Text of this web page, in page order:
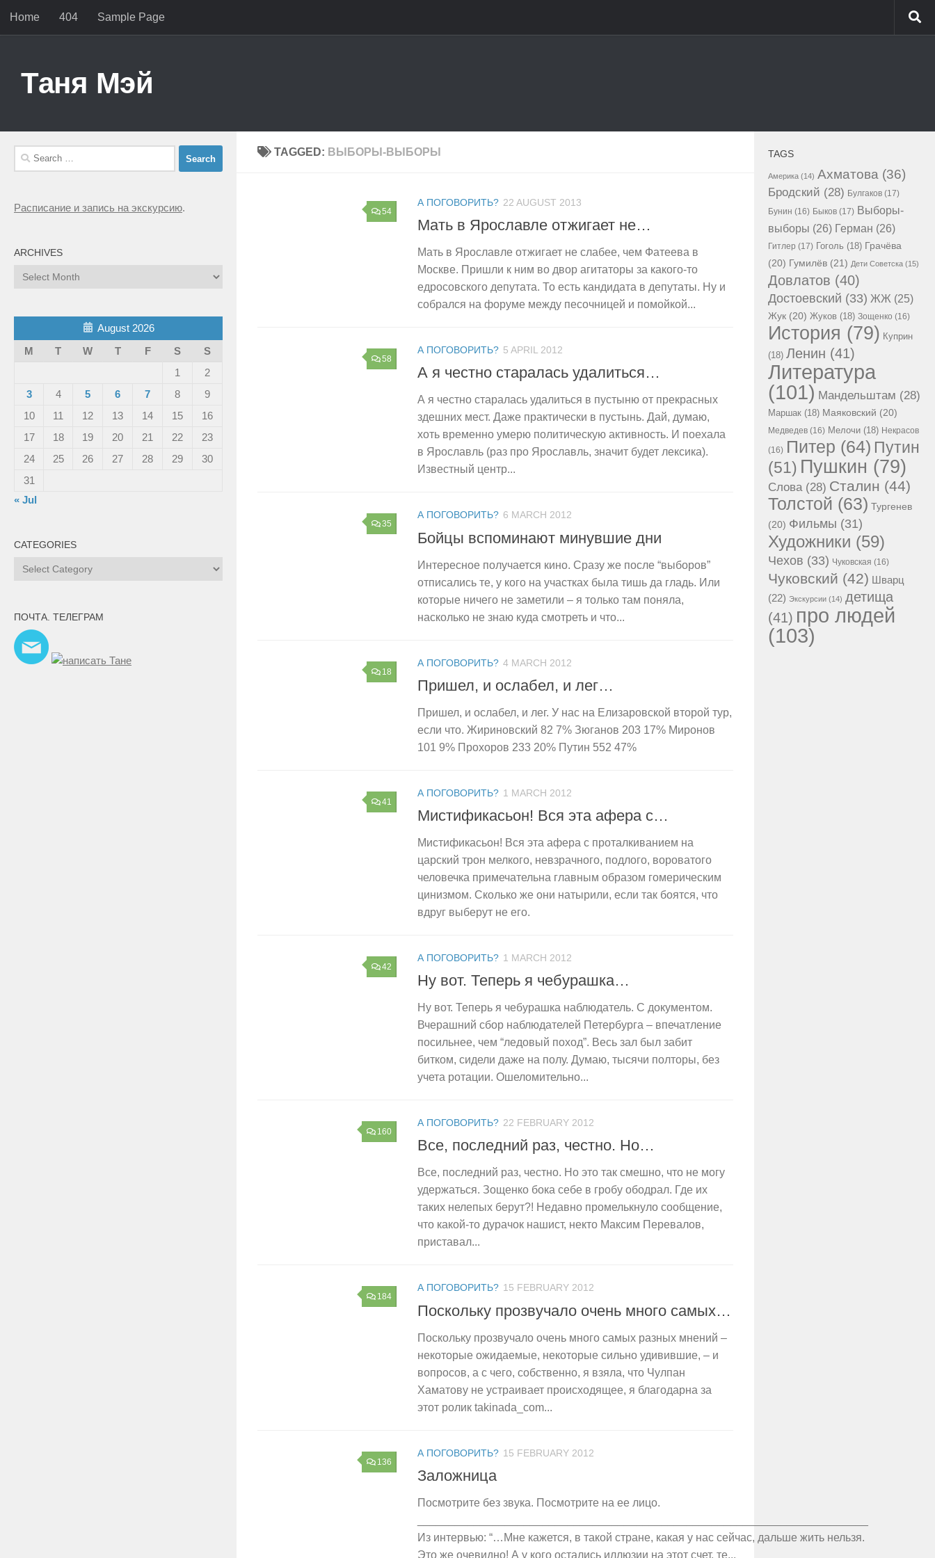
Skip to content
Home 404 Sample Page
Таня Мэй
TAGGED: ВЫБОРЫ-ВЫБОРЫ
54
А ПОГОВОРИТЬ? 22 AUGUST 2013
Мать в Ярославле отжигает не…
Мать в Ярославле отжигает не слабее, чем Фатеева в
Москве. Пришли к ним во двор агитаторы за какого-то
едросовского депутата. То есть кандидата в депутаты. Ну и
собрался на форуме между песочницей и помойкой...
58
А ПОГОВОРИТЬ? 5 APRIL 2012
А я честно старалась удалиться…
А я честно старалась удалиться в пустыню от прекрасных
здешних мест. Даже практически в пустынь. Дай, думаю,
хоть временно умерю политическую активность. И поехала
в Ярославль (раз про Ярославль, значит будет лексика).
Известный центр...
35
А ПОГОВОРИТЬ? 6 MARCH 2012
Бойцы вспоминают минувшие дни
Интересное получается кино. Сразу же после “выборов”
отписались те, у кого на участках была тишь да гладь. Или
которые ничего не заметили – я только там поняла,
насколько не знаю куда смотреть и что...
18
А ПОГОВОРИТЬ? 4 MARCH 2012
Пришел, и ослабел, и лег…
Пришел, и ослабел, и лег. У нас на Елизаровской второй тур,
если что. Жириновский 82 7% Зюганов 203 17% Миронов
101 9% Прохоров 233 20% Путин 552 47%
41
А ПОГОВОРИТЬ? 1 MARCH 2012
Мистификасьон! Вся эта афера с…
Мистификасьон! Вся эта афера с проталкиванием на
царский трон мелкого, невзрачного, подлого, вороватого
человечка примечательна главным образом гомерическим
цинизмом. Сколько же они натырили, если так боятся, что
вдруг выберут не его.
42
А ПОГОВОРИТЬ? 1 MARCH 2012
Ну вот. Теперь я чебурашка…
Ну вот. Теперь я чебурашка наблюдатель. С документом.
Вчерашний сбор наблюдателей Петербурга – впечатление
посильнее, чем “ледовый поход”. Весь зал был забит
битком, сидели даже на полу. Думаю, тысячи полторы, без
учета ротации. Ошеломительно...
160
А ПОГОВОРИТЬ? 22 FEBRUARY 2012
Все, последний раз, честно. Но…
Все, последний раз, честно. Но это так смешно, что не могу
удержаться. Зощенко бока себе в гробу ободрал. Где их
таких нелепых берут?! Недавно промелькнуло сообщение,
что какой-то дурачок нашист, некто Максим Перевалов,
приставал...
184
А ПОГОВОРИТЬ? 15 FEBRUARY 2012
Поскольку прозвучало очень много самых…
Поскольку прозвучало очень много самых разных мнений –
некоторые ожидаемые, некоторые сильно удивившие, – и
вопросов, а с чего, собственно, я взяла, что Чулпан
Хаматову не устраивает происходящее, я благодарна за
этот ролик takinada_com...
136
А ПОГОВОРИТЬ? 15 FEBRUARY 2012
Заложница
Посмотрите без звука. Посмотрите на ее лицо.
Из интервью: “…Мне кажется, в такой стране, какая у нас сейчас, дальше жить нельзя.
Это же очевидно! А у кого остались иллюзии на этот счет, те...
Search
for:
Расписание и запись на экскурсию.
ARCHIVES
Archives
August 2026
M
T W T F S
S
1
2
3
4 5 6 7 8
9
10
11 12 13 14 15
16
17
18 19 20 21 22
23
24
25 26 27 28 29
30
31
« Jul
CATEGORIES
Categories
ПОЧТА. ТЕЛЕГРАМ
TAGS
Америка (14) Ахматова (36)
Бродский (28) Булгаков (17)
Бунин (16) Быков (17) Выборы-
выборы (26) Герман (26)
Гитлер (17) Гоголь (18) Грачёва
(20) Гумилёв (21) Дети Советска (15)
Довлатов (40)
Достоевский (33) ЖЖ (25)
Жук (20) Жуков (18) Зощенко (16)
История (79) Куприн
(18) Ленин (41)
Литература
(101) Мандельштам (28)
Маршак (18) Маяковский (20)
Медведев (16) Мелочи (18) Некрасов
(16) Питер (64) Путин
(51) Пушкин (79)
Слова(28) Сталин (44)
Толстой (63) Тургенев
(20) Фильмы (31)
Художники (59)
Чехов (33) Чуковская (16)
Чуковский (42)
Шварц
(22) Экскурсии (14) детища
(41) про людей
(103)